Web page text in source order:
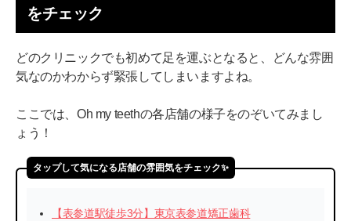
をチェック
どのクリニックでも初めて足を運ぶとなると、どんな雰囲
気なのかわからず緊張してしまいますよね。
ここでは、Oh my teethの各店舗の様子をのぞいてみまし
ょう！
タップして気になる店舗の雰囲気をチェック✨️
【表参道駅徒歩3分】東京表参道矯正歯科